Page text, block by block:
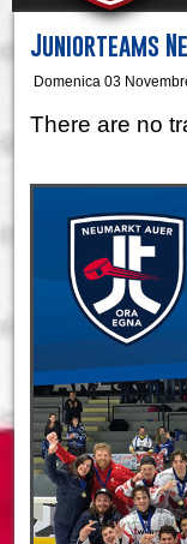
Juniorteams
Domenica 03
There are no